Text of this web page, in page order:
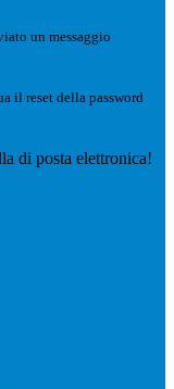
un messaggio
il reset della password
di posta elettronica!